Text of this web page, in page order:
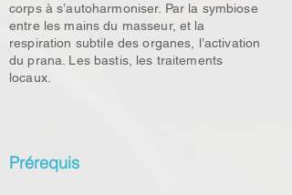
corps à s’autoharmoniser. Par la symbiose
entre les mains du masseur, et la
respiration subtile des organes, l’activation
du prana. Les bastis, les traitements
locaux.
Prérequis